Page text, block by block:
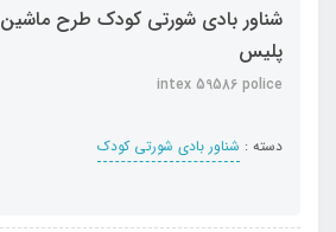
شناور بادی شورتی کودک طرح ماشین
پلیس
intex 59586 police
دسته : شناور بادی شورتی کودک